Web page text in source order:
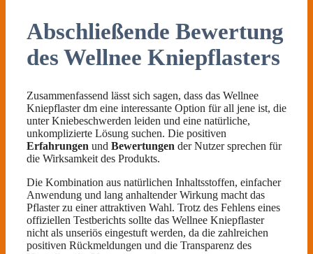
Abschließende Bewertung
des Wellnee Kniepflasters
Zusammenfassend lässt sich sagen, dass das Wellnee
Kniepflaster dm eine interessante Option für all jene ist, die
unter Kniebeschwerden leiden und eine natürliche,
unkomplizierte Lösung suchen. Die positiven
Erfahrungen und Bewertungen der Nutzer sprechen für
die Wirksamkeit des Produkts.
Die Kombination aus natürlichen Inhaltsstoffen, einfacher
Anwendung und lang anhaltender Wirkung macht das
Pflaster zu einer attraktiven Wahl. Trotz des Fehlens eines
offiziellen Testberichts sollte das Wellnee Kniepflaster
nicht als unseriös eingestuft werden, da die zahlreichen
positiven Rückmeldungen und die Transparenz des